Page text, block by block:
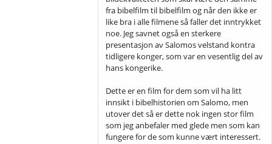
fra bibelfilm til bibelfilm og når den ikke er
like bra i alle filmene så faller det inntrykket
noe. Jeg savnet også en sterkere
presentasjon av Salomos velstand kontra
tidligere konger, som var en vesentlig del av
hans kongerike.
Dette er en film for dem som vil ha litt
innsikt i bibelhistorien om Salomo, men
utover det så er dette nok ingen stor film
som jeg anbefaler med glede men som kan
fungere for de som kunne vært interessert.